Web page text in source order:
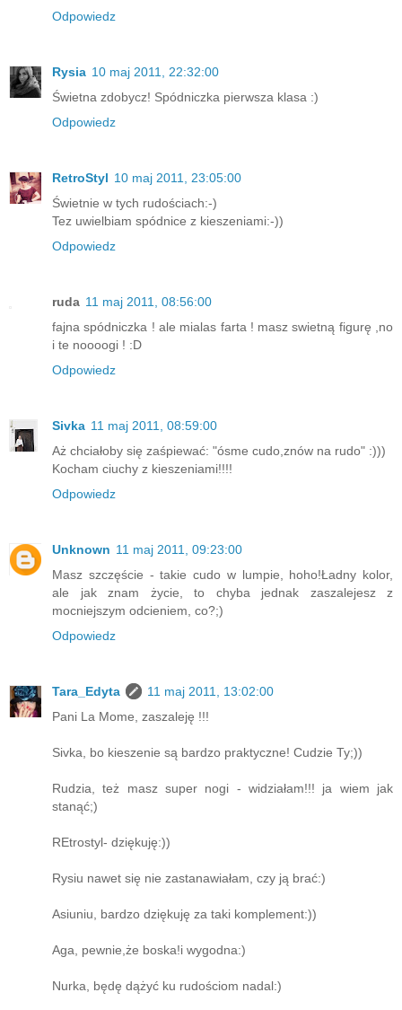
Odpowiedz
Rysia 10 maj 2011, 22:32:00
Świetna zdobycz! Spódniczka pierwsza klasa :)
Odpowiedz
RetroStyl 10 maj 2011, 23:05:00
Świetnie w tych rudościach:-)
Tez uwielbiam spódnice z kieszeniami:-))
Odpowiedz
ruda 11 maj 2011, 08:56:00
fajna spódniczka ! ale mialas farta ! masz swietną figurę ,no
i te noooogi ! :D
Odpowiedz
Sivka 11 maj 2011, 08:59:00
Aż chciałoby się zaśpiewać: "ósme cudo,znów na rudo" :)))
Kocham ciuchy z kieszeniami!!!!
Odpowiedz
Unknown 11 maj 2011, 09:23:00
Masz szczęście - takie cudo w lumpie, hoho!Ładny kolor,
ale jak znam życie, to chyba jednak zaszalejesz z
mocniejszym odcieniem, co?;)
Odpowiedz
Tara_Edyta
11 maj 2011, 13:02:00
Pani La Mome, zaszaleję !!!
Sivka, bo kieszenie są bardzo praktyczne! Cudzie Ty;))
Rudzia, też masz super nogi - widziałam!!! ja wiem jak
stanąć;)
REtrostyl- dziękuję:))
Rysiu nawet się nie zastanawiałam, czy ją brać:)
Asiuniu, bardzo dziękuję za taki komplement:))
Aga, pewnie,że boska!i wygodna:)
Nurka, będę dążyć ku rudościom nadal:)